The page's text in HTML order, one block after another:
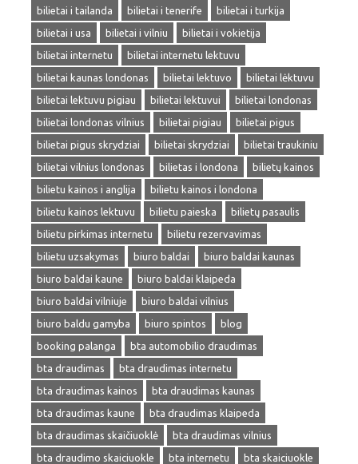
bilietai i tailanda
bilietai i tenerife
bilietai i turkija
bilietai i usa
bilietai i vilniu
bilietai i vokietija
bilietai internetu
bilietai internetu lektuvu
bilietai kaunas londonas
bilietai lektuvo
bilietai lėktuvu
bilietai lektuvu pigiau
bilietai lektuvui
bilietai londonas
bilietai londonas vilnius
bilietai pigiau
bilietai pigus
bilietai pigus skrydziai
bilietai skrydziai
bilietai traukiniu
bilietai vilnius londonas
bilietas i londona
bilietų kainos
bilietu kainos i anglija
bilietu kainos i londona
bilietu kainos lektuvu
bilietu paieska
bilietų pasaulis
bilietu pirkimas internetu
bilietu rezervavimas
bilietu uzsakymas
biuro baldai
biuro baldai kaunas
biuro baldai kaune
biuro baldai klaipeda
biuro baldai vilniuje
biuro baldai vilnius
biuro baldu gamyba
biuro spintos
blog
booking palanga
bta automobilio draudimas
bta draudimas
bta draudimas internetu
bta draudimas kainos
bta draudimas kaunas
bta draudimas kaune
bta draudimas klaipeda
bta draudimas skaičiuoklė
bta draudimas vilnius
bta draudimo skaiciuokle
bta internetu
bta skaiciuokle